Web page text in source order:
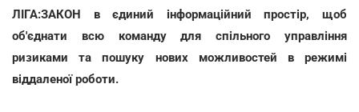
ЛІГА:ЗАКОН в єдиний інформаційний простір, щоб
об'єднати всю команду для спільного управління
ризиками та пошуку нових можливостей в режимі
віддаленої роботи.